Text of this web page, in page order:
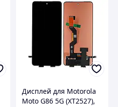
Дисплей для Motorola
Moto G86 5G (XT2527),